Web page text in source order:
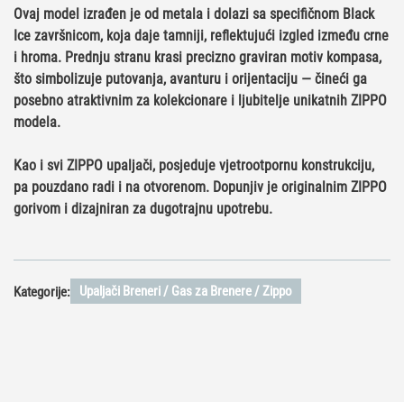
Ovaj model izrađen je od metala i dolazi sa specifičnom Black
Ice završnicom, koja daje tamniji, reflektujući izgled između crne
i hroma. Prednju stranu krasi precizno graviran motiv kompasa,
što simbolizuje putovanja, avanturu i orijentaciju — čineći ga
posebno atraktivnim za kolekcionare i ljubitelje unikatnih ZIPPO
modela.
Kao i svi ZIPPO upaljači, posjeduje vjetrootpornu konstrukciju,
pa pouzdano radi i na otvorenom. Dopunjiv je originalnim ZIPPO
gorivom i dizajniran za dugotrajnu upotrebu.
Kategorije: Upaljači Breneri / Gas za Brenere / Zippo